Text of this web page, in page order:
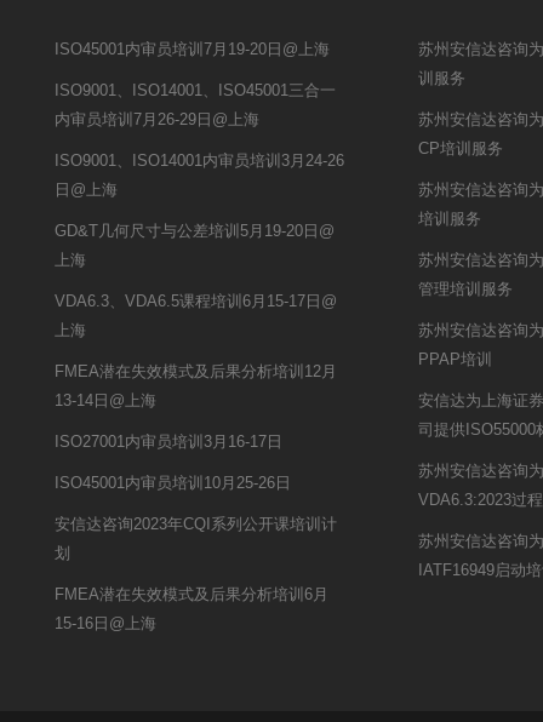
ISO45001内审员培训7月19-20日@上海
ISO9001、ISO14001、ISO45001三合一
内审员培训7月26-29日@上海
ISO9001、ISO14001内审员培训3月24-26
日@上海
GD&T几何尺寸与公差培训5月19-20日@
上海
VDA6.3、VDA6.5课程培训6月15-17日@
上海
FMEA潜在失效模式及后果分析培训12月
13-14日@上海
ISO27001内审员培训3月16-17日
ISO45001内审员培训10月25-26日
安信达咨询2023年CQI系列公开课培训计
划
FMEA潜在失效模式及后果分析培训6月
15-16日@上海
苏州安信达咨询
训服务
苏州安信达咨询
CP培训服务
苏州安信达咨询
培训服务
苏州安信达咨询
管理培训服务
苏州安信达咨询
PPAP培训
安信达为上海证
司提供ISO55000
苏州安信达咨询
VDA6.3:2023过
苏州安信达咨询
IATF16949启动